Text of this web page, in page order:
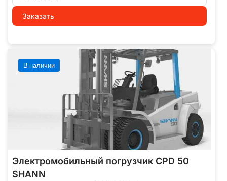
Заказать
В наличии
Электромобильный погрузчик CPD 50
SHANN